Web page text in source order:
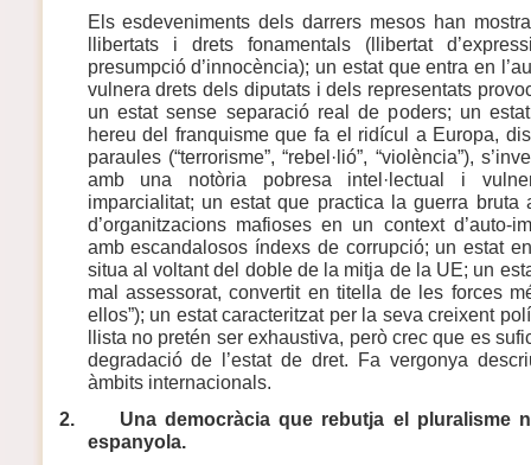
Els esdeveniments dels darrers mesos han
llibertats i drets fonamentals (llibertat
presumpció d’innocència); un estat que entra en
vulnera drets dels diputats i dels representats
un estat sense separació real de poders; un
hereu del franquisme que fa el ridícul a Europa,
paraules (“terrorisme”, “rebel·lió”, “violència”),
amb una notòria pobresa intel·lectual i
imparcialitat; un estat que practica la guerra bruta
d’organitzacions mafioses en un context d’auto-
amb escandalosos índexs de corrupció; un estat
situa al voltant del doble de la mitja de la UE; un
mal assessorat, convertit en titella de les forces
ellos”); un estat caracteritzat per la seva creixent
llista no pretén ser exhaustiva, però crec que es
degradació de l’estat de dret. Fa vergonya
àmbits internacionals.
2.
Una democràcia que rebutja el pluralisme
espanyola.